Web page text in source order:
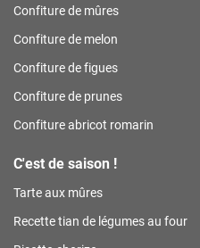
Confiture de mûres
Confiture de melon
Confiture de figues
Confiture de prunes
Confiture abricot romarin
C'est de saison !
Tarte aux mûres
Recette tian de légumes au four